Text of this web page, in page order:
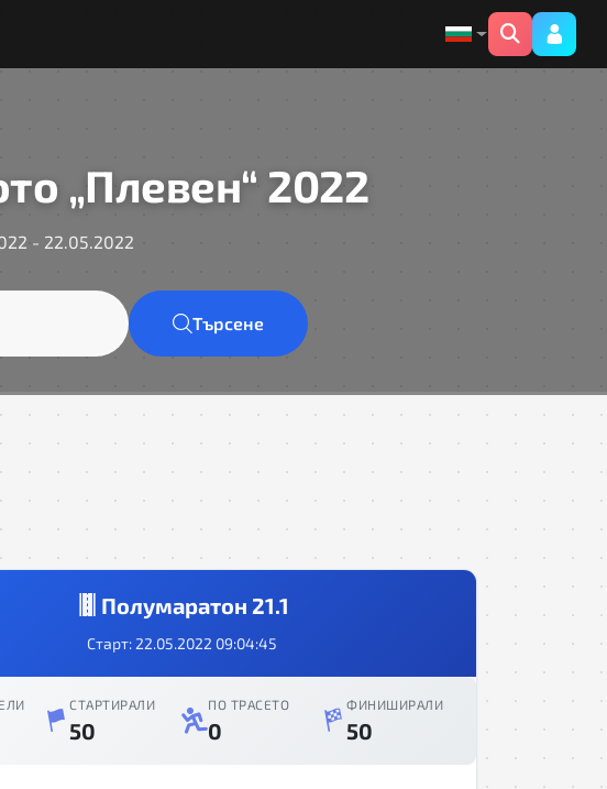
„Плевен“ 2022
- 22.05.2022
Търсене
Полумаратон 21.1
Старт: 22.05.2022 09:04:45
СТАРТИРАЛИ
50
ПО ТРАСЕТО
0
ФИНИШИРАЛИ
50